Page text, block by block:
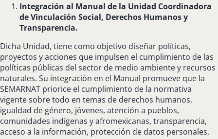
Integración al Manual de la Unidad Coordinadora
de Vinculación Social, Derechos Humanos y
Transparencia.
Dicha Unidad, tiene como objetivo diseñar políticas,
proyectos y acciones que impulsen el cumplimiento de las
políticas públicas del sector de medio ambiente y recursos
naturales. Su integración en el Manual promueve que la
SEMARNAT priorice el cumplimiento de la normativa
vigente sobre todo en temas de derechos humanos,
igualdad de género, jóvenes, atención a pueblos,
comunidades indígenas y afromexicanas, transparencia,
acceso a la información, protección de datos personales,